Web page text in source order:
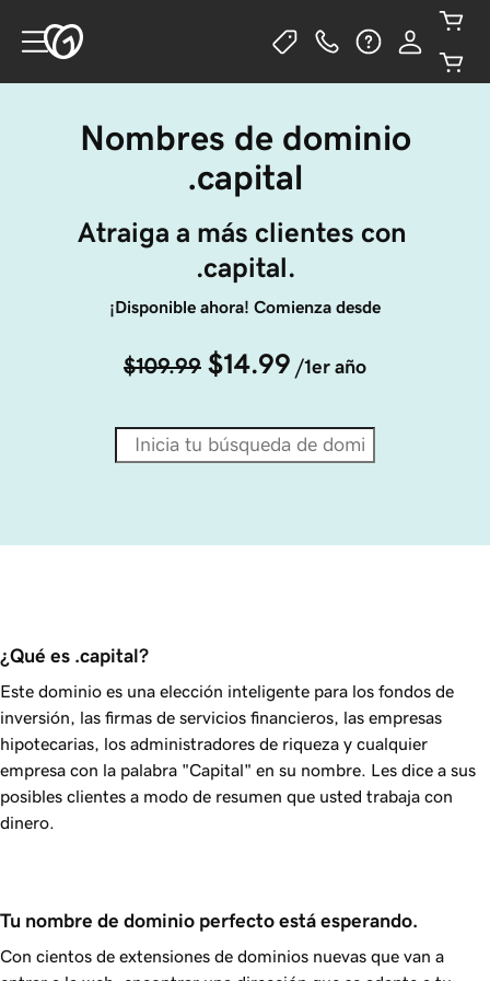
Nombres de dominio
.capital
Atraiga a más clientes con
.capital.
¡Disponible ahora! Comienza desde
$109.99 $14.99 /1er año
¿Qué es .capital?
Este dominio es una elección inteligente para los fondos de
inversión, las firmas de servicios financieros, las empresas
hipotecarias, los administradores de riqueza y cualquier
empresa con la palabra "Capital" en su nombre. Les dice a sus
posibles clientes a modo de resumen que usted trabaja con
dinero.
Tu nombre de dominio perfecto está esperando.
Con cientos de extensiones de dominios nuevas que van a